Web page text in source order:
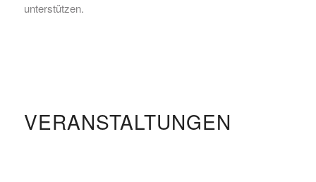
unterstützen.
VERANSTALTUNGEN